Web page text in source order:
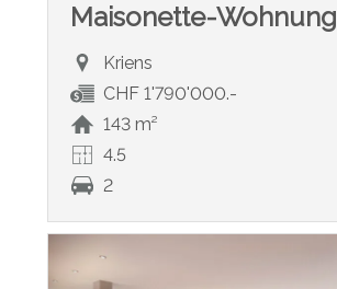
Maisonette-Wohnung
Kriens
CHF 1'790'000.-
143 m²
4.5
2